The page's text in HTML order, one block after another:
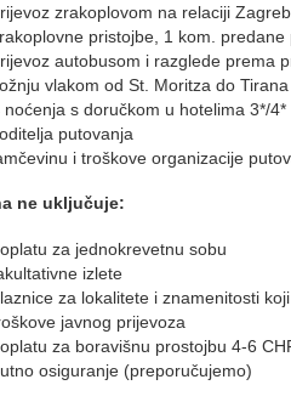
zrakoplovom na relaciji
pristojbe, 1 kom.
autobusom i razglede prema
vlakom od St. Moritza do
noćenja s doručkom u hotelima 3*/
putovanja
i troškove organizacije
ne uključuje:
za jednokrevetnu sobu
izlete
za lokalitete i znamenitosti
javnog prijevoza
za boravišnu prostojbu 4-6
osiguranje (preporučujemo)